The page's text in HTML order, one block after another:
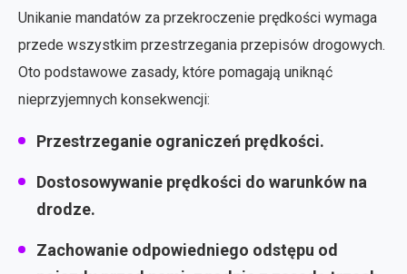
Unikanie mandatów za przekroczenie prędkości wymaga
przede wszystkim przestrzegania przepisów drogowych.
Oto podstawowe zasady, które pomagają uniknąć
nieprzyjemnych konsekwencji:
Przestrzeganie ograniczeń prędkości.
Dostosowywanie prędkości do warunków na
drodze.
Zachowanie odpowiedniego odstępu od